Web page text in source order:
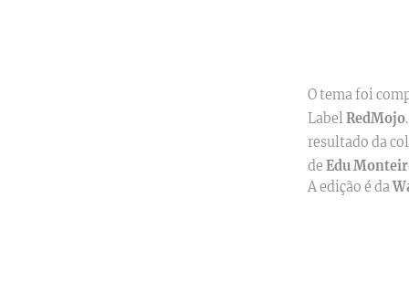
O tema foi
LabelRedMojo
resultado da
de Edu
A edição é da